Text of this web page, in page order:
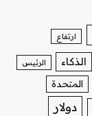
ارتفاع
الذكاء الرئيس
المتحدة
دولار